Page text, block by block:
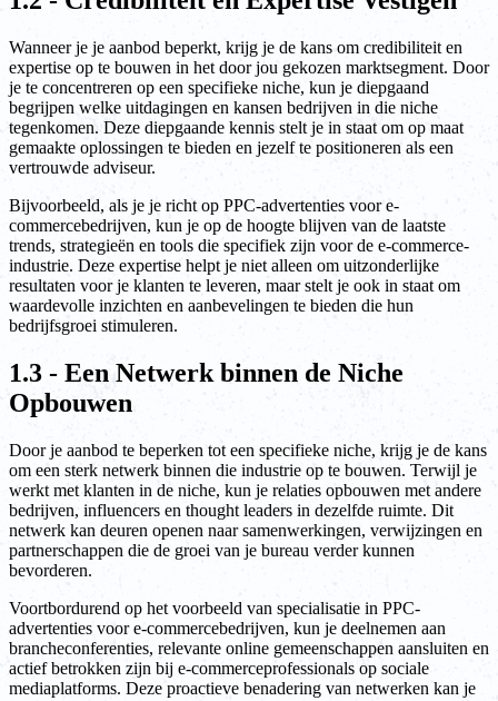
Wanneer je je aanbod beperkt, krijg je de kans om credibiliteit en
expertise op te bouwen in het door jou gekozen marktsegment. Door
je te concentreren op een specifieke niche, kun je diepgaand
begrijpen welke uitdagingen en kansen bedrijven in die niche
tegenkomen. Deze diepgaande kennis stelt je in staat om op maat
gemaakte oplossingen te bieden en jezelf te positioneren als een
vertrouwde adviseur.
Bijvoorbeeld, als je je richt op PPC-advertenties voor e-
commercebedrijven, kun je op de hoogte blijven van de laatste
trends, strategieën en tools die specifiek zijn voor de e-commerce-
industrie. Deze expertise helpt je niet alleen om uitzonderlijke
resultaten voor je klanten te leveren, maar stelt je ook in staat om
waardevolle inzichten en aanbevelingen te bieden die hun
bedrijfsgroei stimuleren.
1.3 - Een Netwerk binnen de Niche
Opbouwen
Door je aanbod te beperken tot een specifieke niche, krijg je de kans
om een sterk netwerk binnen die industrie op te bouwen. Terwijl je
werkt met klanten in de niche, kun je relaties opbouwen met andere
bedrijven, influencers en thought leaders in dezelfde ruimte. Dit
netwerk kan deuren openen naar samenwerkingen, verwijzingen en
partnerschappen die de groei van je bureau verder kunnen
bevorderen.
Voortbordurend op het voorbeeld van specialisatie in PPC-
advertenties voor e-commercebedrijven, kun je deelnemen aan
brancheconferenties, relevante online gemeenschappen aansluiten en
actief betrokken zijn bij e-commerceprofessionals op sociale
mediaplatforms. Deze proactieve benadering van netwerken kan je